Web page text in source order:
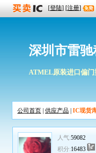
[登陆] [注册]
深圳市雷驰
ATMEL原装进口偏门
公司首页 供应产品 IC现货
人气:59082
积分:16483